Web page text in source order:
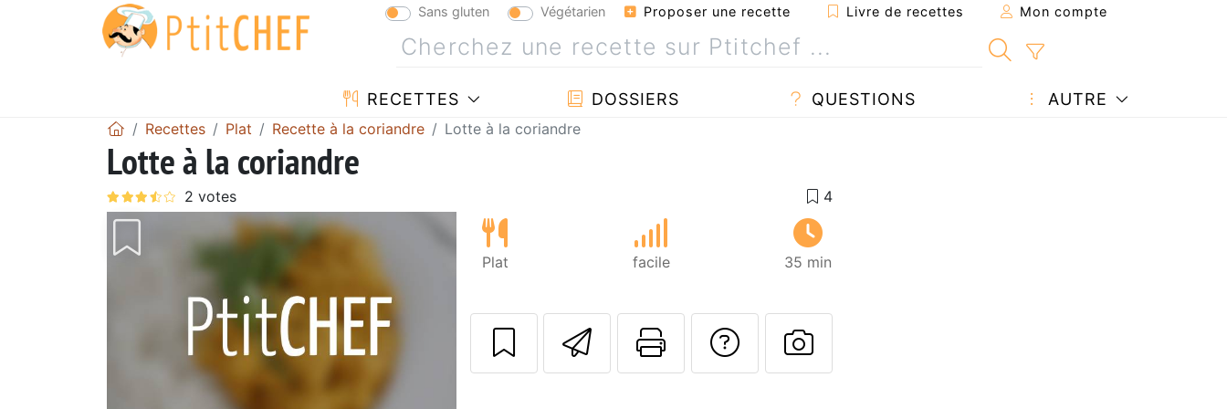
Sans gluten Végétarien Proposer une recette Livre de recettes Mon compte
RECETTES DOSSIERS QUESTIONS AUTRE
Recettes Plat Recette à la coriandre Lotte à la coriandre
Lotte à la coriandre
Plat facile 35 min
Envoyer cette recette à un ami
Imprimer cette page
Poser une question à l'auteur
Publier votre photo de cette